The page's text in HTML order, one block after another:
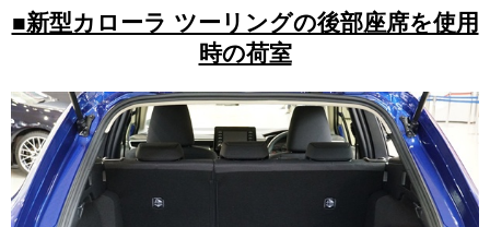
■新型カローラ ツーリングの後部座席を使用
時の荷室